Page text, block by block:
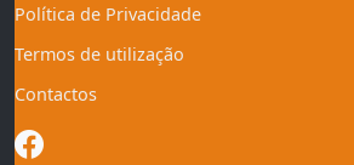
Política de Privacidade
Termos de utilização
Contactos